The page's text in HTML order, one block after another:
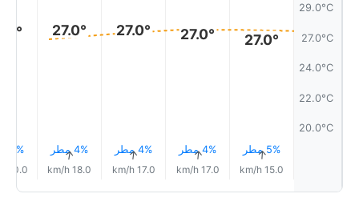
29.0°C
27.0°C
24.0°C
22.0°C
20.0°C
27.0°
5% مطر↑
15.0 km/h
27.0°
4% مطر↑
17.0 km/h
27.0°
4% مطر↑
17.0 km/h
27.0°
4% مطر↑
18.0 km/h
4% مطر
20.0 km/h